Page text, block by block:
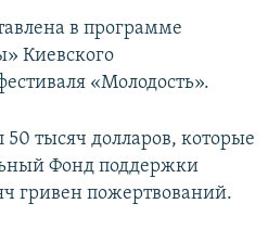
в программе
Киевского
«Молодость».
тысяч долларов, которые
Фонд поддержки
гривен пожертвований.